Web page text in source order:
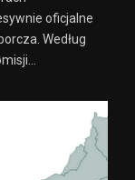
oficjalne
Według